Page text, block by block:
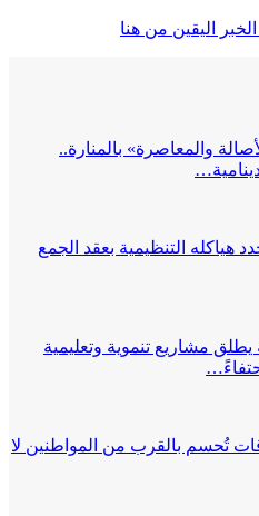
اليقين من هنا
والمعاصرة» بالمنارة..
هياكله التنظيمية بعقد الجمع
مشاريع تنموية وتعليمية
تُحسم بالقرب من المواطنين لا